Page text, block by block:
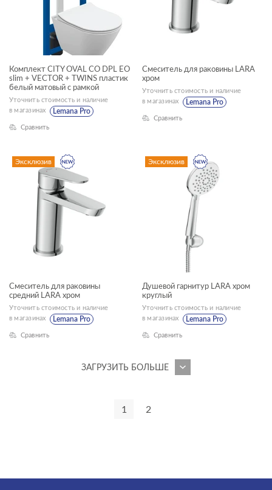
Комплект CITY OVAL CO DPL EO
slim + VECTOR + TWINS пластик
белый матовый с рамкой
Уточнить стоимость и наличие
в магазинах
Lemana Pro
Сравнить
Смеситель для раковины LARA
хром
Уточнить стоимость и наличие
в магазинах
Lemana Pro
Сравнить
Эксклюзив
Смеситель для раковины
средний LARA хром
Уточнить стоимость и наличие
в магазинах
Lemana Pro
Сравнить
Эксклюзив
Душевой гарнитур LARA хром
круглый
Уточнить стоимость и наличие
в магазинах
Lemana Pro
Сравнить
ЗАГРУЗИТЬ БОЛЬШЕ
1 2